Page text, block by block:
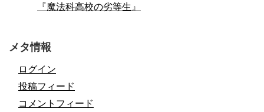
『魔法科高校の劣等生』
メタ情報
ログイン
投稿フィード
コメントフィード